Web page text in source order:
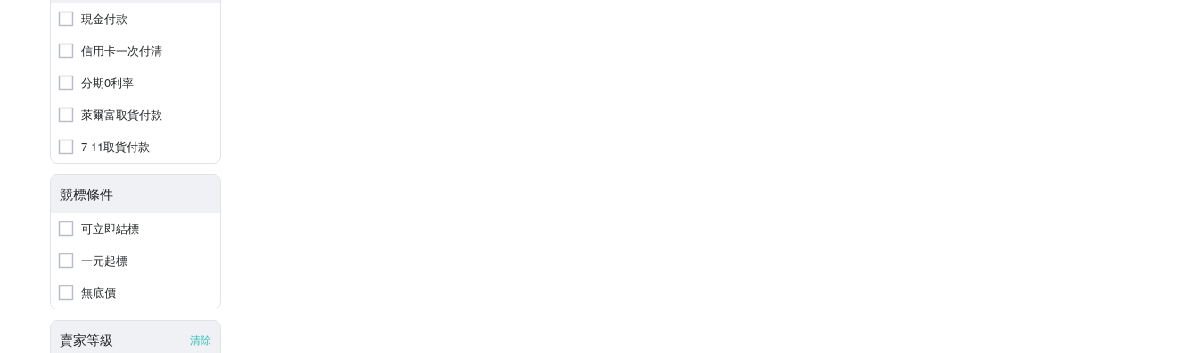
現金付款
信用卡一次付清
分期0利率
萊爾富取貨付款
7-11取貨付款
競標條件
可立即結標
一元起標
無底價
賣家等級 清除